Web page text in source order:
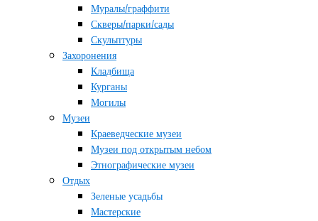
Муралы/граффити
Скверы/парки/сады
Скульптуры
Захоронения
Кладбища
Курганы
Могилы
Музеи
Краеведческие музеи
Музеи под открытым небом
Этнографические музеи
Отдых
Зеленые усадьбы
Мастерские